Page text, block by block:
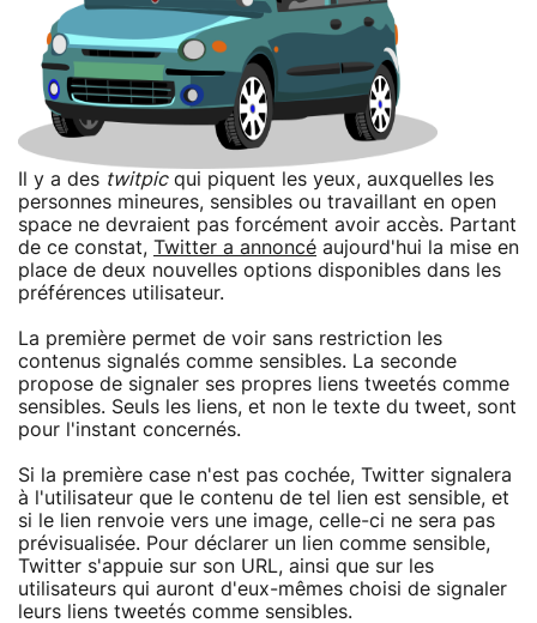
Il y a des twitpicqui piquent les yeux, auxquelles les
personnes mineures, sensibles ou travaillant en open
space ne devraient pas forcément avoir accès. Partant
de ce constat, Twitter a annoncé aujourd'hui la mise en
place de deux nouvelles options disponibles dans les
préférences utilisateur.
La première permet de voir sans restriction les
contenus signalés comme sensibles. La seconde
propose de signaler ses propres liens tweetés comme
sensibles. Seuls les liens, et non le texte du tweet, sont
pour l'instant concernés.
Si la première case n'est pas cochée, Twitter signalera
à l'utilisateur que le contenu de tel lien est sensible, et
si le lien renvoie vers une image, celle-ci ne sera pas
prévisualisée. Pour déclarer un lien comme sensible,
Twitter s'appuie sur son URL, ainsi que sur les
utilisateurs qui auront d'eux-mêmes choisi de signaler
leurs liens tweetés comme sensibles.